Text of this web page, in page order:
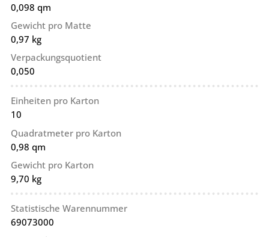
0,098 qm
Gewicht pro Matte
0,97 kg
Verpackungsquotient
0,050
Einheiten pro Karton
10
Quadratmeter pro Karton
0,98 qm
Gewicht pro Karton
9,70 kg
Statistische Warennummer
69073000